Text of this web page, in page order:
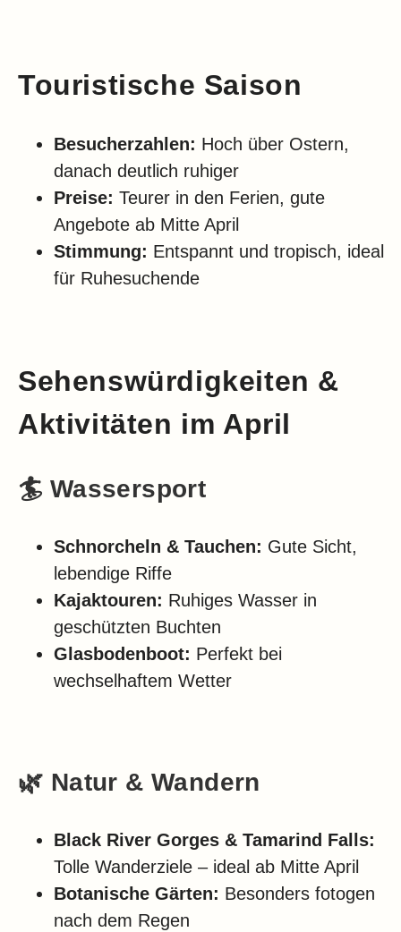
Touristische Saison
Besucherzahlen: Hoch über Ostern,
danach deutlich ruhiger
Preise: Teurer in den Ferien, gute
Angebote ab Mitte April
Stimmung: Entspannt und tropisch, ideal
für Ruhesuchende
Sehenswürdigkeiten &
Aktivitäten im April
🏄 Wassersport
Schnorcheln & Tauchen: Gute Sicht,
lebendige Riffe
Kajaktouren: Ruhiges Wasser in
geschützten Buchten
Glasbodenboot: Perfekt bei
wechselhaftem Wetter
🌿 Natur & Wandern
Black River Gorges & Tamarind Falls:
Tolle Wanderziele – ideal ab Mitte April
Botanische Gärten: Besonders fotogen
nach dem Regen